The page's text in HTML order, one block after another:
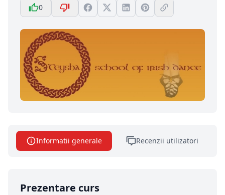
0
Informatii generale Recenzii utilizatori
Prezentare curs